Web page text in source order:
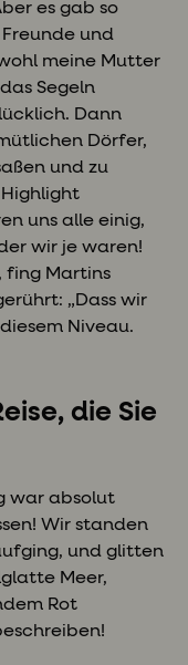
es gab so
und
meine Mutter
Segeln
Dann
Dörfer,
und zu
Highlight
uns alle einig,
wir je waren!
fing Martins
„Dass wir
Niveau.
die Sie
war absolut
Wir standen
und glitten
Meer,
Rot